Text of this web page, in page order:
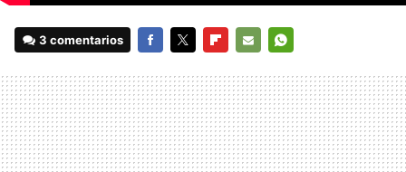
3 comentarios
MAIL